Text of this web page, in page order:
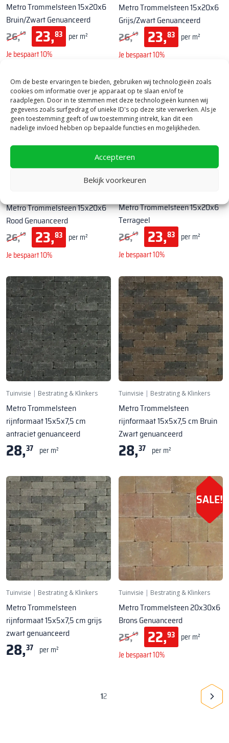
Om de beste ervaringen te bieden, gebruiken wij technologieën zoals
cookies om informatie over je apparaat op te slaan en/of te
raadplegen. Door in te stemmen met deze technologieën kunnen wij
gegevens zoals surfgedrag of unieke ID's op deze site verwerken. Als je
geen toestemming geeft of uw toestemming intrekt, kan dit een
nadelige invloed hebben op bepaalde functies en mogelijkheden.
Accepteren
Bekijk voorkeuren
Metro Trommelsteen 15x20x6
Bruin/Zwart Genuanceerd
26,49 23,83 per m²
Je bespaart 10%
Metro Trommelsteen 15x20x6
Grijs/Zwart Genuanceerd
26,49 23,83
per m²
Je bespaart 10%
SALE!
Metro Trommelsteen 15x20x6
Rood Genuanceerd
26,49 23,83 per m²
Je bespaart 10%
SALE!
Metro Trommelsteen 15x20x6
Terrageel
26,49 23,83
per m²
Je bespaart 10%
Tuinvisie | Bestrating & Klinkers
Metro Trommelsteen
rijnformaat 15x5x7,5 cm
antraciet genuanceerd
28,37 per m²
Tuinvisie | Bestrating & Klinkers
Metro Trommelsteen
rijnformaat 15x5x7,5 cm Bruin
Zwart genuanceerd
28,37 per m²
Tuinvisie | Bestrating & Klinkers
Metro Trommelsteen
rijnformaat 15x5x7,5 cm grijs
zwart genuanceerd
28,37 per m²
SALE!
Tuinvisie | Bestrating & Klinkers
Metro Trommelsteen 20x30x6
Brons Genuanceerd
25,49 22,93
per m²
Je bespaart 10%
12